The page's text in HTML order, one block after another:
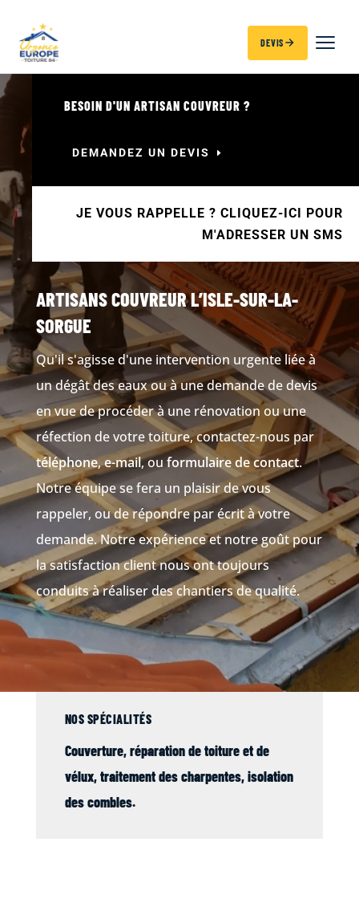
DEVIS
BESOIN D'UN ARTISAN COUVREUR ?
DEMANDEZ UN DEVIS
JE VOUS RAPPELLE ? CLIQUEZ-ICI POUR
M'ADRESSER UN SMS
ARTISANS COUVREUR L’ISLE-SUR-LA-
SORGUE
Qu'il s'agisse d'une intervention urgente liée à
un dégât des eaux ou à une demande de devis
en vue de procéder à une rénovation ou une
réfection de votre toiture, contactez-nous par
téléphone,e-mail, ouformulaire de contact.
Notre équipe se fera un plaisir de vous
rappeler, ou de répondre par écrit à votre
demande. Notre expérience et notre goût pour
la satisfaction client nous ont toujours
conduits à réaliser des chantiers de qualité.
NOS SPÉCIALITÉS
Couverture, réparation detoitureet de
vélux,traitement des charpentes,isolation
des combles.